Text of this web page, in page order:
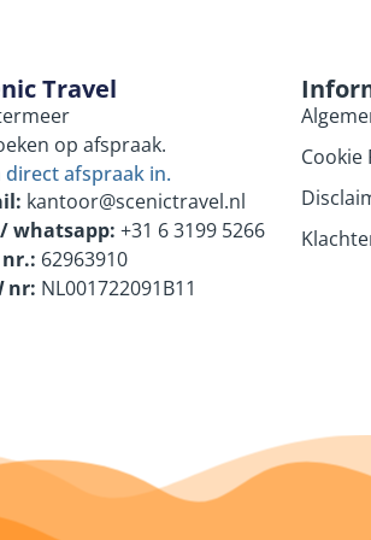
Travel
op afspraak.
direct afspraak in.
kantoor@scenictravel.nl
whatsapp: +31 6 3199 5266
62963910
nr: NL001722091B11
Cookie